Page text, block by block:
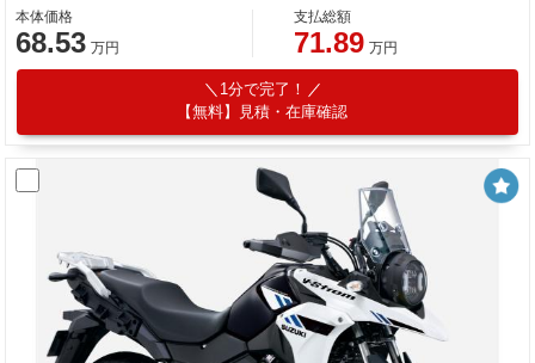
本体価格
68.53 万円
支払総額
71.89 万円
1分で完了！
【無料】見積・在庫確認